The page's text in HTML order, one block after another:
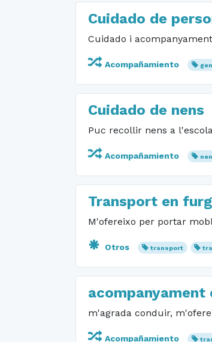
Cuidado de
Cuidado i
Acompañamiento
Cuidado de nens
Puc recollir nens a
Acompañamiento
Transport en
M'ofereixo per portar
Otros transport
m'agrada conduir,
Acompañamiento